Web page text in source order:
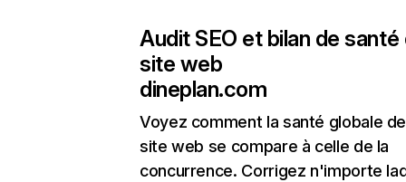
Audit SEO et bilan de santé
site web
dineplan.com
Voyez comment la santé globale
site web se compare à celle de la
concurrence. Corrigez n'importe